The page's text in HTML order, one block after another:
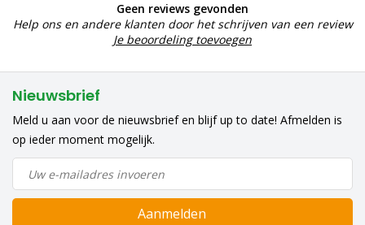
Geen reviews gevonden
Help ons en andere klanten door het schrijven van een review
Je beoordeling toevoegen
Nieuwsbrief
Meld u aan voor de nieuwsbrief en blijf up to date! Afmelden is
op ieder moment mogelijk.
Aanmelden